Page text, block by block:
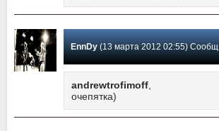
EnnDy(13 марта 2012 02:55) Сообщение #4
andrewtrofimoff
очепятка)